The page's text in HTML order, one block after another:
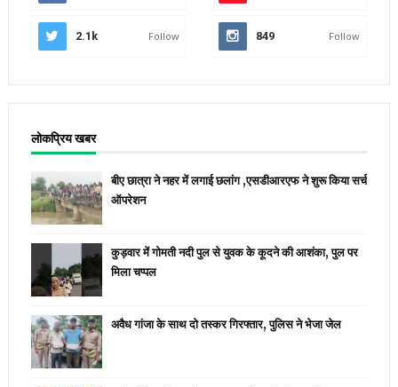
2.1k Follow 849 Follow
लोकप्रिय खबर
बीए छात्रा ने नहर में लगाई छलांग ,एसडीआरएफ ने शुरू किया सर्च
ऑपरेशन
कुड़वार में गोमती नदी पुल से युवक के कूदने की आशंका, पुल पर
मिला चप्पल
अवैध गांजा के साथ दो तस्कर गिरफ्तार, पुलिस ने भेजा जेल